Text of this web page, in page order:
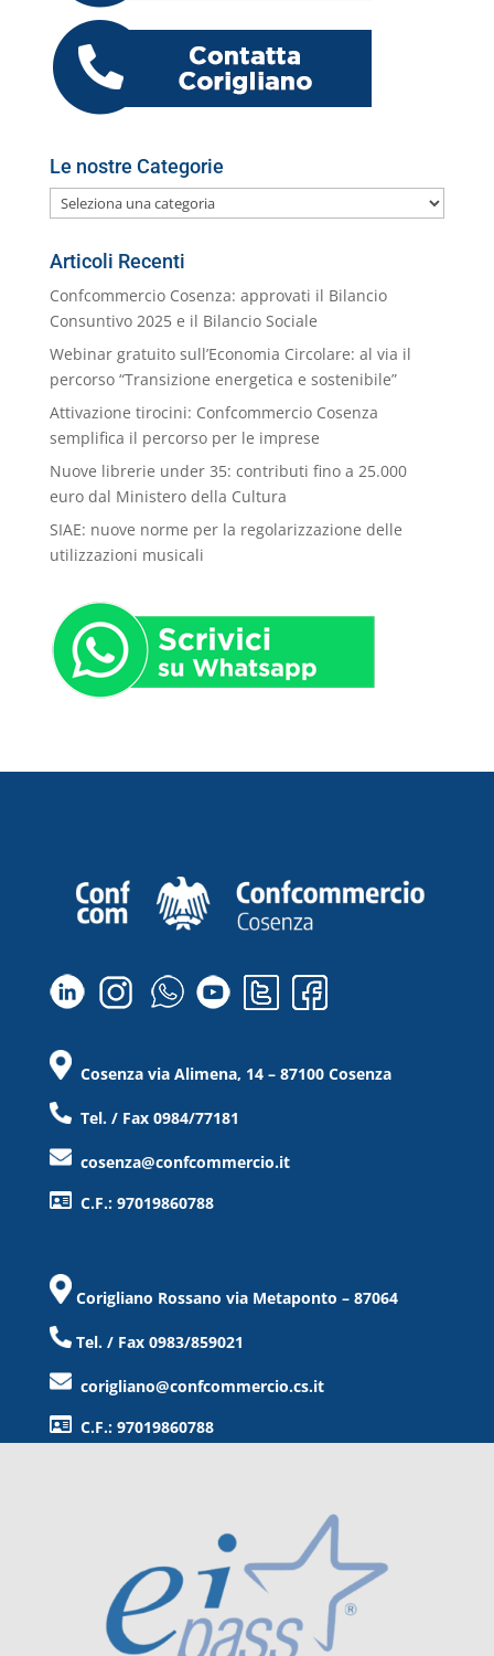
o
k
p er
M
ai
l
di
Le nostre Categorie
Le
nostre
Categorie
Articoli Recenti
Confcommercio Cosenza: approvati il Bilancio
Consuntivo 2025 e il Bilancio Sociale
Webinar gratuito sull’Economia Circolare: al via il
percorso “Transizione energetica e sostenibile”
Attivazione tirocini: Confcommercio Cosenza
semplifica il percorso per le imprese
Nuove librerie under 35: contributi fino a 25.000
euro dal Ministero della Cultura
SIAE: nuove norme per la regolarizzazione delle
utilizzazioni musicali
Cosenza via Alimena, 14 – 87100 Cosenza
Tel. / Fax 0984/77181
cosenza@confcommercio.it
C.F.: 97019860788
Corigliano Rossano via Metaponto – 87064
Tel. / Fax 0983/859021
corigliano@confcommercio.cs.it
C.F.: 97019860788